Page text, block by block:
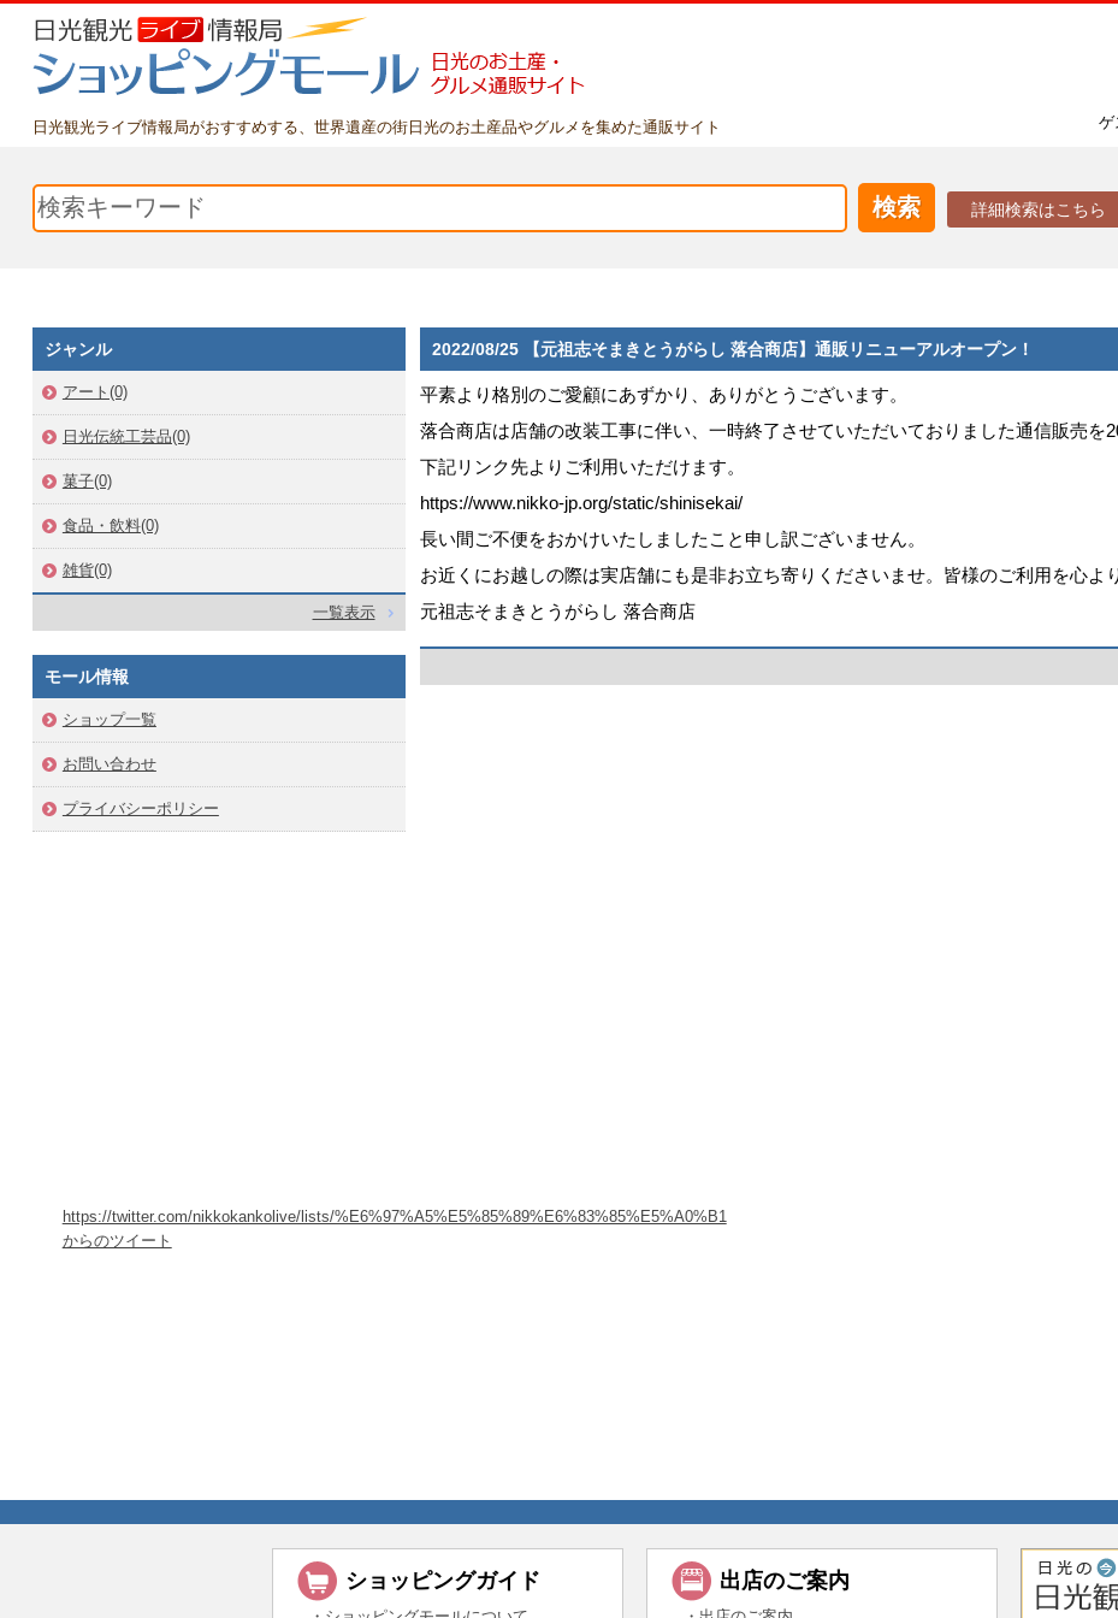
ゲ
日光観光ライブ情報局がおすすめする、世界遺産の街日光のお土産品やグルメを集めた通販サイト
詳細検索はこちら
ジャンル
アート(0)
日光伝統工芸品(0)
菓子(0)
食品・飲料(0)
雑貨(0)
一覧表示
モール情報
ショップ一覧
お問い合わせ
プライバシーポリシー
https://twitter.com/nikkokankolive/lists/%E6%97%A5%E5%85%89%E6%83%85%E5%A0%B1
からのツイート
2022/08/25 【元祖志そまきとうがらし 落合商店】通販リニューアルオープン！
平素より格別のご愛顧にあずかり、ありがとうございます。
落合商店は店舗の改装工事に伴い、一時終了させていただいておりました通信販売を
下記リンク先よりご利用いただけます。
https://www.nikko-jp.org/static/shinisekai/
長い間ご不便をおかけいたしましたこと申し訳ございません。
お近くにお越しの際は実店舗にも是非お立ち寄りくださいませ。皆様のご利用を心よ
元祖志そまきとうがらし 落合商店
ショッピングガイド 出店のご案内